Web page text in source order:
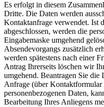
Es erfolgt in diesem
Dritte. Die Daten werden
Kontaktanfrage verwendet. Ist
abgeschlossen, werden die
Eingabemaske umgehend
Absendevorgangs zusätzlich
werden spätestens nach einer
Antrag Ihrerseits löschen wir
umgehend. Beantragen Sie
Anfrage (über
personenbezogenen Daten,
Bearbeitung Ihres Anliegens